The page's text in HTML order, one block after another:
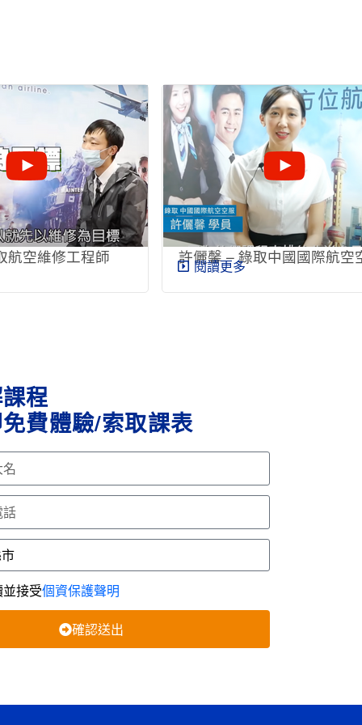
航空維修工程師 許儷馨 – 錄取中國國際航空
閱讀更多
程
費體驗/索取課表
接受個資保護聲明
確認送出